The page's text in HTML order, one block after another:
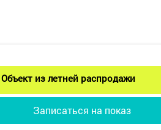
Объект из летней распродажи
Записаться на показ